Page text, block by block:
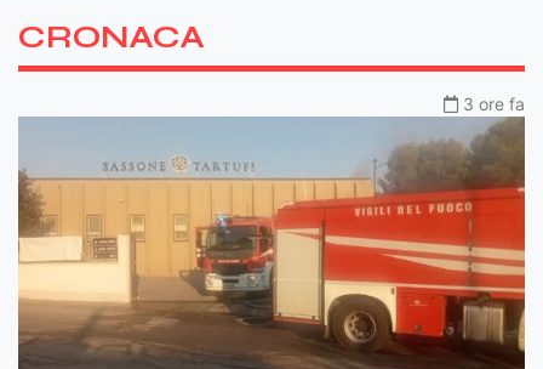
CRONACA
3 ore fa